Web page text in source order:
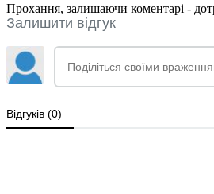
Прохання, залишаючи коментарі -